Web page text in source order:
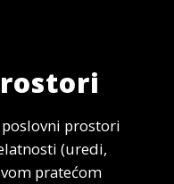
prostori
(uredi,
pratećom